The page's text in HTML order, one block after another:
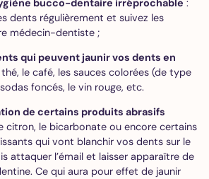
dents régulièrement et suivez les
médecin-dentiste ;
qui peuvent jaunir vos dents en
thé, le café, les sauces colorées (de type
foncés, le vin rouge, etc.
de certains produits abrasifs
citron, le bicarbonate ou encore certains
qui vont blanchir vos dents sur le
attaquer l’émail et laisser apparaître de
Ce qui aura pour effet de jaunir